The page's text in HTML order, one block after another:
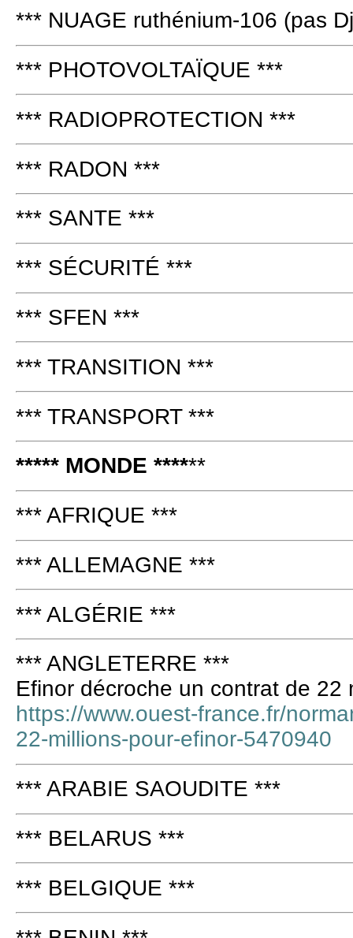
*** NUAGE ruthénium-106 (pas
*** PHOTOVOLTAÏQUE ***
*** RADIOPROTECTION ***
*** RADON ***
*** SANTE ***
*** SÉCURITÉ ***
*** SFEN ***
*** TRANSITION ***
*** TRANSPORT ***
***** MONDE ******
*** AFRIQUE ***
*** ALLEMAGNE ***
*** ALGÉRIE ***
*** ANGLETERRE ***
Efinor décroche un contrat de 22
https://www.ouest-france.fr/
22-millions-pour-efinor-5470940
*** ARABIE SAOUDITE ***
*** BELARUS ***
*** BELGIQUE ***